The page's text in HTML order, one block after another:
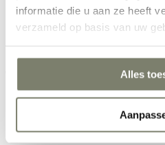
informatie die u aan ze heeft
verzameld op basis van uw
Alles
Zoek een artikel
home•
Riva Hanglamp Organisch